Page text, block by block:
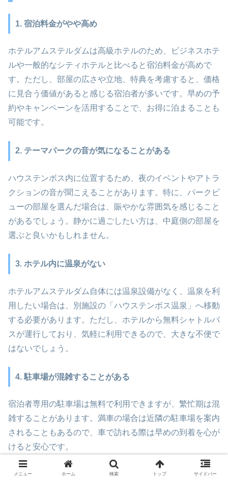
1. 宿泊料金がやや高め
ホテルアムステルダムは高級ホテルのため、ビジネスホテ
ルや一般的なシティホテルと比べると宿泊料金が高めで
す。ただし、部屋の広さや立地、特典を考慮すると、価格
に見合う価値があると感じる宿泊者が多いです。早めの予
約やキャンペーンを活用することで、お得に泊まることも
可能です。
2. テーマパークの音が気になることがある
ハウステンボス内に位置するため、夜のイベントやアトラ
クションの音が聞こえることがあります。特に、パークビ
ューの部屋を選んだ場合は、賑やかな雰囲気を感じること
があるでしょう。静かに過ごしたい方は、中庭側の部屋を
選ぶと良いかもしれません。
3. ホテル内に温泉がない
ホテルアムステルダム自体には温泉設備がなく、温泉を利
用したい場合は、別施設の「ハウステンボス温泉」へ移動
する必要があります。ただし、ホテルから無料シャトルバ
スが運行しており、気軽に利用できるので、大きな不便で
はないでしょう。
4. 駐車場が混雑することがある
宿泊者専用の駐車場は無料で利用できますが、繁忙期は混
雑することがあります。満車の場合は近隣の駐車場を案内
されることもあるので、車で訪れる際は早めの到着を心が
けると安心です。
メニュー ホーム 検索 トップ サイドバー